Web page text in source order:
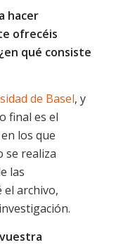
hacer
ofrecéis
qué consiste
de Basel, y
final es el
los que
se realiza
las
el archivo,